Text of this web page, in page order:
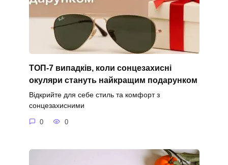
ТОП-7 випадків, коли сонцезахисні
окуляри стануть найкращим подарунком
Відкрийте для себе стиль та комфорт з
сонцезахисними
0 0